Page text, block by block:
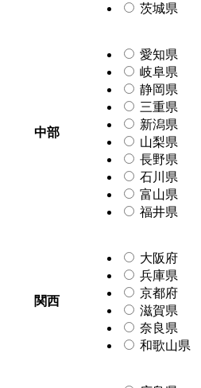
茨城県
中部
愛知県
岐阜県
静岡県
三重県
新潟県
山梨県
長野県
石川県
富山県
福井県
関西
大阪府
兵庫県
京都府
滋賀県
奈良県
和歌山県